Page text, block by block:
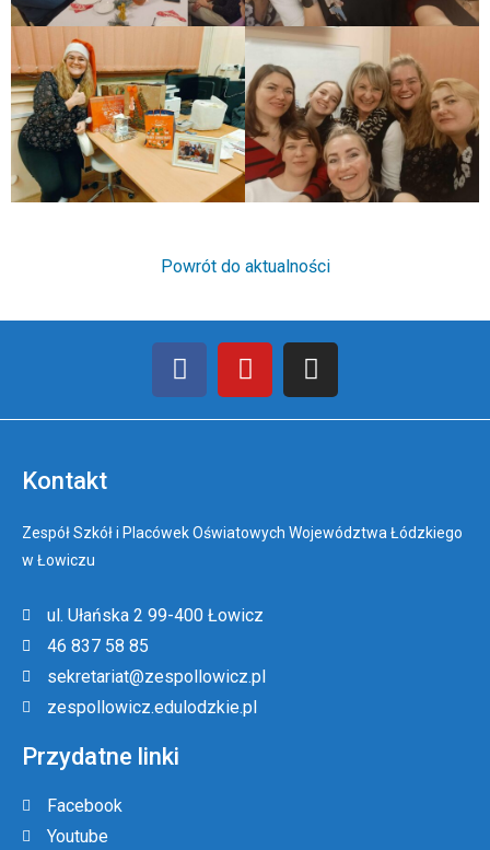
Powrót do aktualności
Kontakt
Zespół Szkół i Placówek Oświatowych Województwa Łódzkiego
w Łowiczu
ul. Ułańska 2 99-400 Łowicz
46 837 58 85
sekretariat@zespollowicz.pl
zespollowicz.edulodzkie.pl
Przydatne linki
Facebook
Youtube